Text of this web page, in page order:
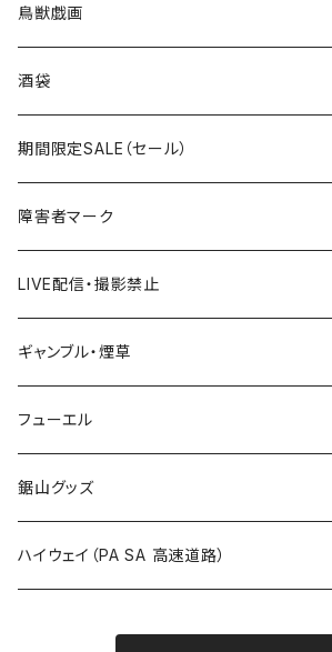
国道600～699号線
国道700～799号線
ROUTE100～199号線
ROUTE600～699号線
ROUTE700～799号線
ROUTE 0～99号線
ROUTE 100～199号線
ROUTE 600～699号線
ROUTE 700～799号線
キャップ
ROUTE 0～99号線
ROUTE 100～199号線
ROUTE 600～699号線
ROUTE 700～799号線
青森県
岩手県
宮城県
秋田県
Tシャツ
ステッカー
山形県
福島県
茨城県
栃木県
群馬県
ステッカー
鳥獣戯画
酒袋
期間限定SALE（セール）
障害者マーク
LIVE配信・撮影禁止
LIVE配信禁止
撮影禁止
ギャンブル・煙草
ホテルキーホルダー
たばこ・禁煙ステッカー
フューエル
ステッカー
鋸山グッズ
Tシャツ
ハイウェイ（PA SA 高速道路）